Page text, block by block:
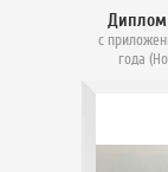
Диплом
с
года